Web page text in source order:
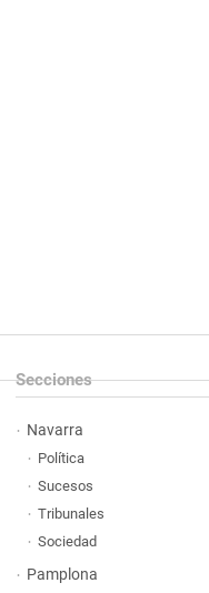
Secciones
Navarra
Política
Sucesos
Tribunales
Sociedad
Pamplona